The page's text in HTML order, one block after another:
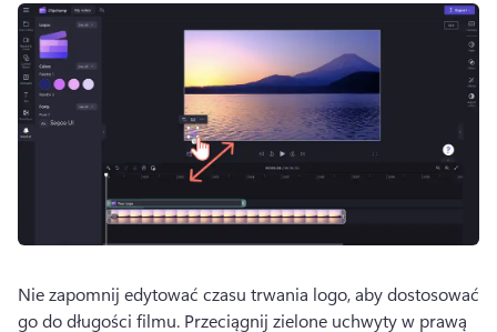
Nie zapomnij edytować czasu trwania logo, aby dostosować
go do długości filmu. Przeciągnij zielone uchwyty w prawą